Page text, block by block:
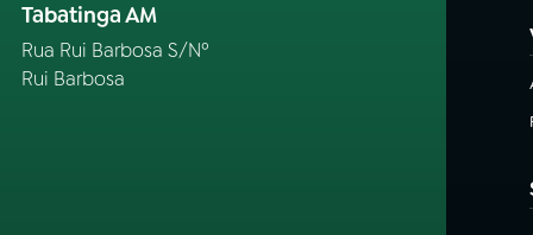
Tabatinga AM
Rua Rui Barbosa S/Nº
Rui Barbosa